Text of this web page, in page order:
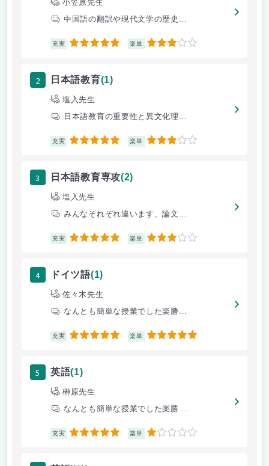
小笠原先生
中国語の翻訳や現代文学の歴史...
充実 5 楽単 3
2 日本語教育(1)
塩入先生
日本語教育の重要性と異文化理...
充実 5 楽単 3
3 日本語教育専攻(2)
塩入先生
みんなそれぞれ違います、論文...
充実 5 楽単 3
4 ドイツ語(1)
佐々木先生
なんとも簡単な授業でした楽勝...
充実 5 楽単 5
5 英語(1)
榊原先生
なんとも簡単な授業でした楽勝...
充実 5 楽単 1